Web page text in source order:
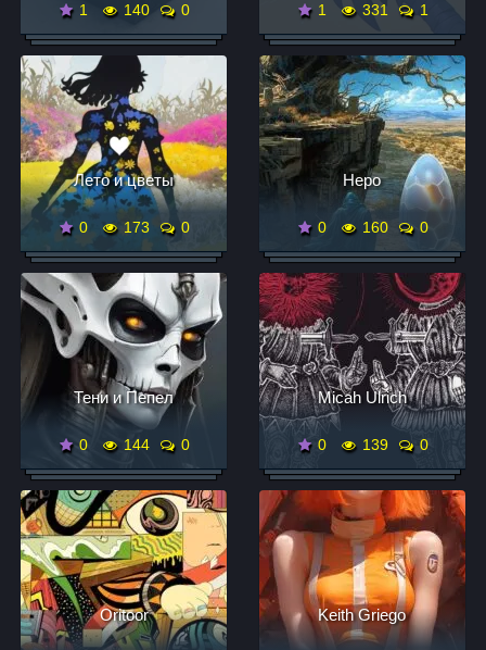
1 140 0 1 331 1
Лето и цветы
0 173 0
Неро
0 160 0
Тени и Пепел
0 144 0
Micah Ulrich
0 139 0
Oritoor Keith Griego